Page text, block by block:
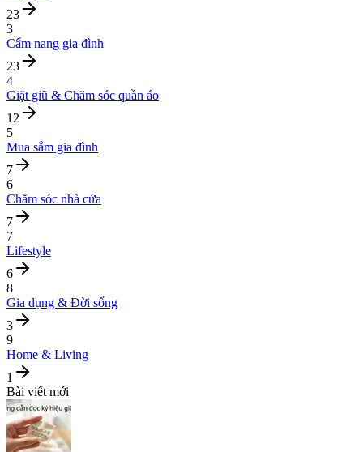
23
3
Cẩm nang gia đình
23
4
Giặt giũ & Chăm sóc quần áo
12
5
Mua sắm gia đình
7
6
Chăm sóc nhà cửa
7
7
Lifestyle
6
8
Gia dụng & Đời sống
3
9
Home & Living
1
Bài viết mới